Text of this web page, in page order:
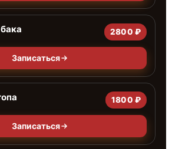
2800 ₽
Записаться
1800 ₽
Записаться